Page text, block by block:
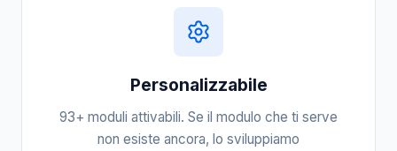
Personalizzabile
93+ moduli attivabili. Se il modulo che ti serve
non esiste ancora, lo sviluppiamo